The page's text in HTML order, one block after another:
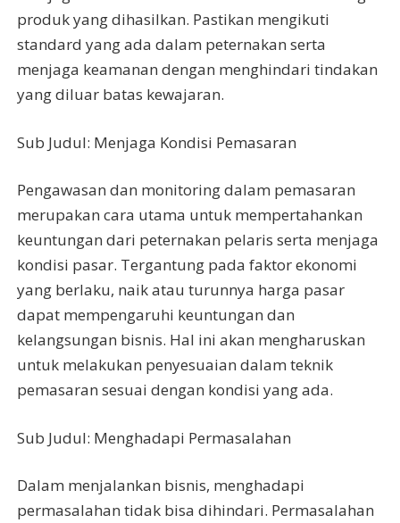
produk yang dihasilkan. Pastikan mengikuti
standard yang ada dalam peternakan serta
menjaga keamanan dengan menghindari tindakan
yang diluar batas kewajaran.
Sub Judul: Menjaga Kondisi Pemasaran
Pengawasan dan monitoring dalam pemasaran
merupakan cara utama untuk mempertahankan
keuntungan dari peternakan pelaris serta menjaga
kondisi pasar. Tergantung pada faktor ekonomi
yang berlaku, naik atau turunnya harga pasar
dapat mempengaruhi keuntungan dan
kelangsungan bisnis. Hal ini akan mengharuskan
untuk melakukan penyesuaian dalam teknik
pemasaran sesuai dengan kondisi yang ada.
Sub Judul: Menghadapi Permasalahan
Dalam menjalankan bisnis, menghadapi
permasalahan tidak bisa dihindari. Permasalahan